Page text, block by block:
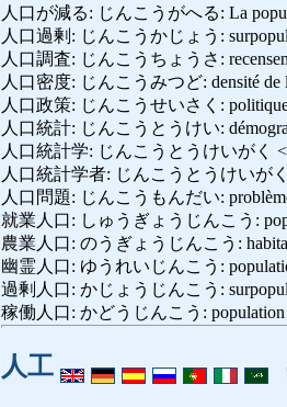
人口が減る: じんこうがへる: La
人口過剰: じんこうかじょう:
人口調査: じんこうちょうさ:
人口密度: じんこうみつど: densité de
人口政策: じんこうせいさく:
人口統計: じんこうとうけい:
人口統計学: じんこうとうけいがく
人口統計学者: じんこうとうけいが
人口問題: じんこうもんだい:
就業人口: しゅうぎょうじんこう:
農業人口: のうぎょうじんこう:
幽霊人口: ゆうれいじんこう:
過剰人口: かじょうじんこう:
稼働人口: かどうじんこう: population
人工